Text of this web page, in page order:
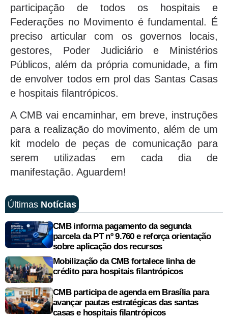
participação de todos os hospitais e
Federações no Movimento é fundamental. É
preciso articular com os governos locais,
gestores, Poder Judiciário e Ministérios
Públicos, além da própria comunidade, a fim
de envolver todos em prol das Santas Casas
e hospitais filantrópicos.
A CMB vai encaminhar, em breve, instruções
para a realização do movimento, além de um
kit modelo de peças de comunicação para
serem utilizadas em cada dia de
manifestação. Aguardem!
Últimas Notícias
CMB informa pagamento da segunda
parcela da PT nº 9.760 e reforça orientação
sobre aplicação dos recursos
Mobilização da CMB fortalece linha de
crédito para hospitais filantrópicos
CMB participa de agenda em Brasília para
avançar pautas estratégicas das santas
casas e hospitais filantrópicos